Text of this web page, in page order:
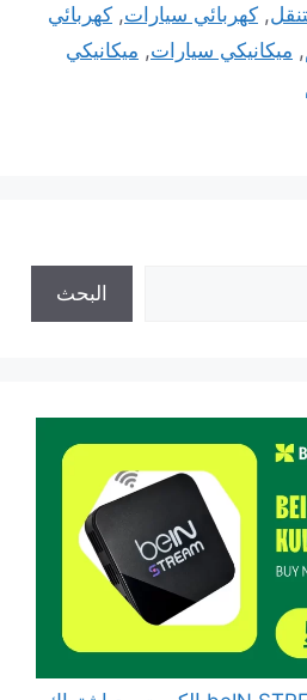
, كهربائي سيارات, كهربائي
, ميكانيكي سيارات, ميكانيكي
البحث